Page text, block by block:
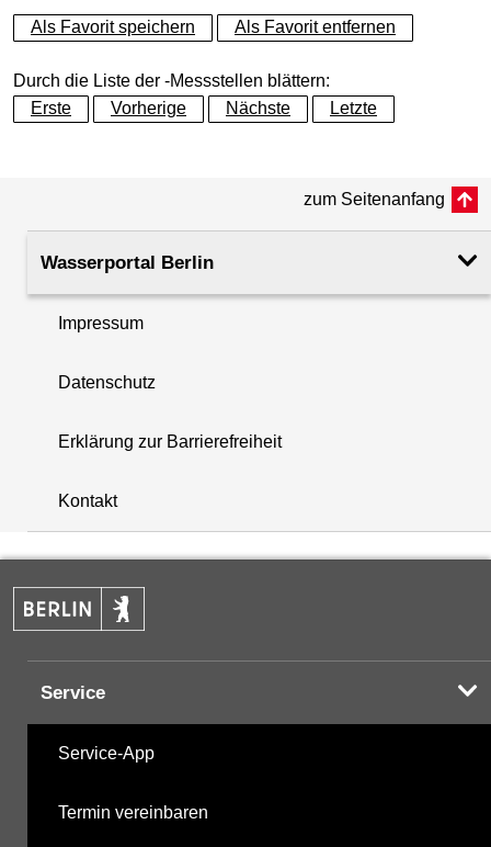
+
−
+
−
Als Favorit speichern Als Favorit entfernen
Durch die Liste der -Messstellen blättern:
Erste
Vorherige Nächste Letzte
zum Seitenanfang
Wasserportal Berlin
Impressum
Datenschutz
Erklärung zur Barrierefreiheit
Kontakt
Service
Service-App
Termin vereinbaren